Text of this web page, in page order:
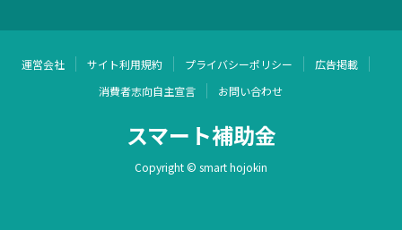
運営会社 サイト利用規約 プライバシーポリシー
広告掲載
消費者志向自主宣言
お問い合わせ
スマート補助金
Copyright © smart hojokin